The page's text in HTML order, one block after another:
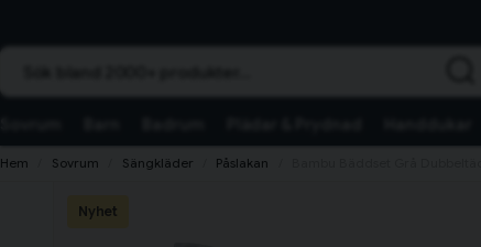
Hem Sovrum Sängkläder Påslakan
Nyhet